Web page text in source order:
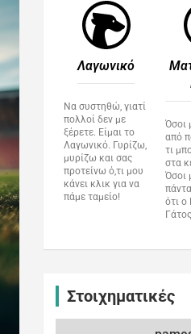
Λαγωνικό
Να συστηθώ, γιατί
πολλοί δεν με
ξέρετε. Είμαι το
Λαγωνικό. Γυρίζω,
μυρίζω και σας
προτείνω ό,τι μου
κάνει κλικ για να
πάμε ταμείο!
Όσοι
από
τι
στα
Όσοι
ότι
Στοιχηματικές